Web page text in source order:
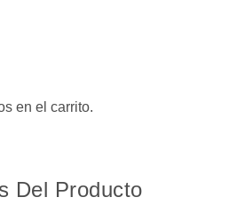
en el carrito.
Del Producto